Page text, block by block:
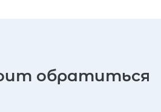
обратиться